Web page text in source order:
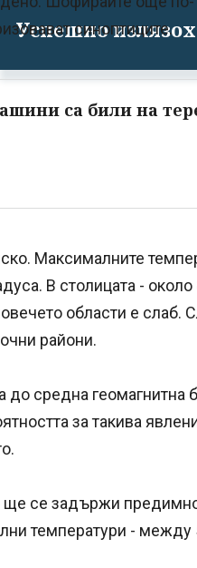
Успешносиноптиците.
са били на
Максималните
В столицата - около
области е слаб.
райони.
средна геомагнитна
за такива
ще се задържи
температури - между